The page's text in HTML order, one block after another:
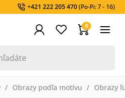
+421 222 205 470(Po-Pi: 7 - 16)
0
Obrazy podľa motívu Obrazy